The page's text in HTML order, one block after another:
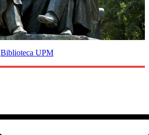
Biblioteca UPM